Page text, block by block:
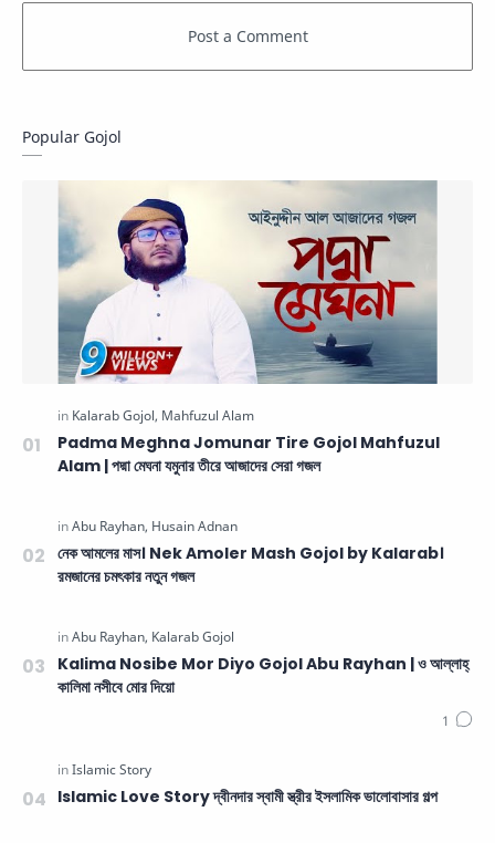
Popular Gojol
Padma Meghna Jomunar Tire Gojol Mahfuzul
Alam | পদ্মা মেঘনা যমুনার তীরে আজাদের সেরা গজল
নেক আমলের মাস। Nek Amoler Mash Gojol by Kalarab।
রমজানের চমৎকার নতুন গজল
Kalima Nosibe Mor Diyo Gojol Abu Rayhan | ও আল্লাহ্‌
কালিমা নসীবে মোর দিয়ো
Islamic Love Story দ্বীনদার স্বামী স্ত্রীর ইসলামিক ভালোবাসার গল্প